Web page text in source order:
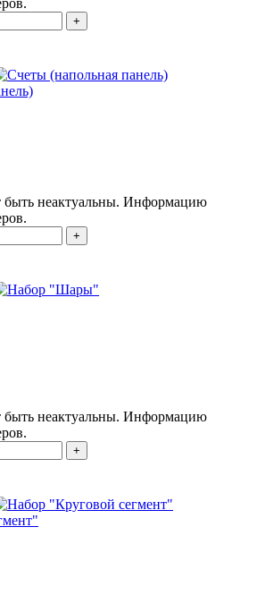
+
быть неактуальны. Информацию
+
быть неактуальны. Информацию
+